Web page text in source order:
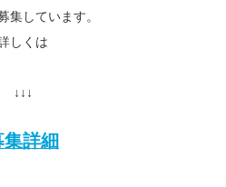
集しています。
しくは
↓↓↓
集詳細